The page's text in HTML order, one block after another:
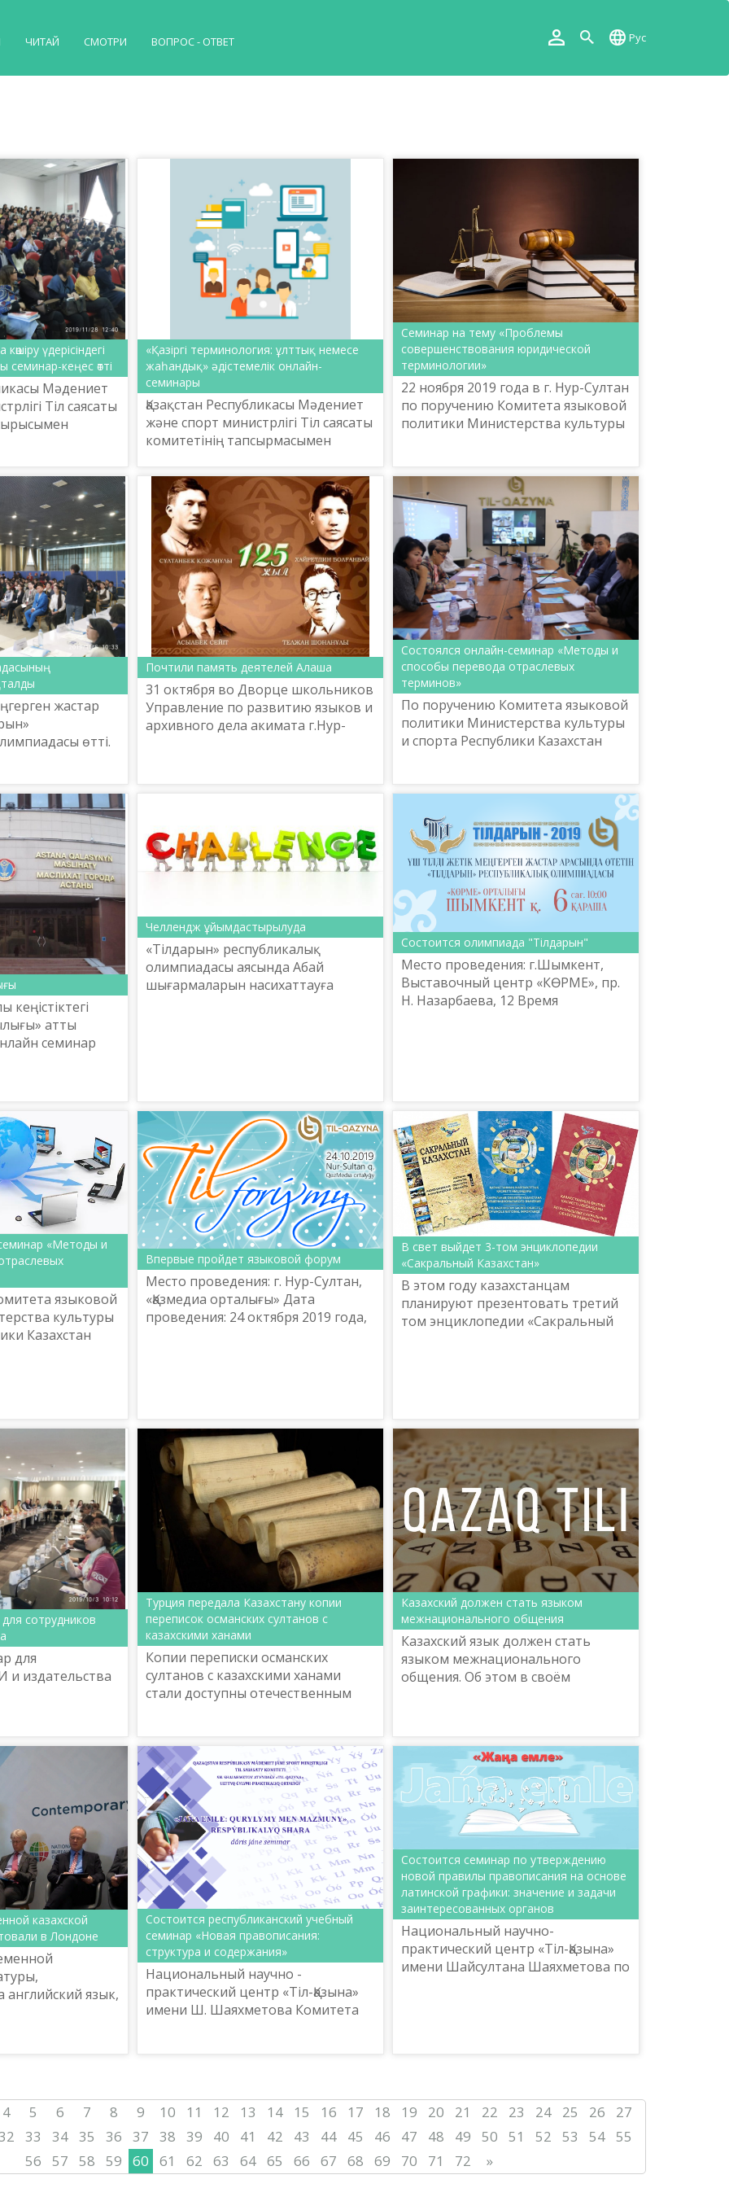
ЧИТАЙ СМОТРИ ВОПРОС - ОТВЕТ Рус
үдерісіндегі
семинар-кеңес өтті
Мәдениет
Тіл саясаты
2019 ж...
«Қазіргі терминология: ұлттық немесе
жаһандық» әдістемелік онлайн-
семинары
Қазақстан Республикасы Мәдениет
және спорт министрлігі Тіл саясаты
комитетінің тапсырмасымен
Қазына» ұлттық ғылыми-
практикалық орталығы «Қазіргі
терм...
Семинар на тему «Проблемы
совершенствования юридической
терминологии»
22 ноября 2019 года в г. Нур-Султан
по поручению Комитета языковой
политики Министерства культуры
имени Ш.Шаяхмето...
жастар
өтті.
Почтили память деятелей Алаша
31 октября во Дворце школьников
Управление по развитию языков и
архивного дела акимата г.Нур-
Состоялся онлайн-семинар «Методы и
способы перевода отраслевых
терминов»
По поручению Комитета языковой
политики Министерства культуры
и спорта Республики Казахстан
имени Ш. Шаяхметова 31 октября ...
атты
семинар
Челлендж ұйымдастырылуда
«Тілдарын» республикалық
олимпиадасы аясында Абай
шығармаларын насихаттауға
Состоится олимпиада "Тілдарын"
Место проведения: г.Шымкент,
Выставочный центр «КӨРМЕ», пр.
Н. Назарбаева, 12 Время
«Методы и
языковой
культуры
Казахстан
Впервые пройдет языковой форум
Место проведения: г. Нур-Султан,
«Қазмедиа орталығы» Дата
проведения: 24 октября 2019 года,
В свет выйдет 3-том энциклопедии
«Сакральный Казахстан»
В этом году казахстанцам
планируют презентовать третий
том энциклопедии «Сакральный
сотрудников
для
и издательства
Турция передала Казахстану копии
переписок османских султанов с
казахскими ханами
Копии переписки османских
султанов с казахскими ханами
стали доступны отечественным
кинофотодокументов и
звукозаписи РК передал...
Казахский должен стать языком
межнационального общения
Казахский язык должен стать
языком межнационального
общения. Об этом в своём
язык являетс...
казахской
в Лондоне
язык,
Состоится республиканский учебный
семинар «Новая правописания:
структура и содержания»
Национальный научно -
практический центр «Тіл-Қазына»
имени Ш. Шаяхметова Комитета
Состоится семинар по утверждению
новой правилы правописания на основе
латинской графики: значение и задачи
заинтересованных органов
Национальный научно-
практический центр «Тіл-Қазына»
имени Шайсултана Шаяхметова по
4 5 6 7 8 9 10 11 12 13 14 15 16 17 18 19 20 21 22 23 24 25 26
27
33 34 35 36 37 38 39 40 41 42 43 44 45 46 47 48 49 50 51 52 53 54 55
56
57 58 59 60 61 62 63 64 65 66 67 68 69 70 71 72 »